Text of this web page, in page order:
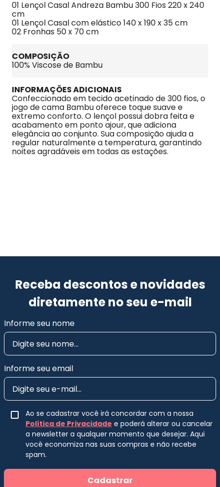
01 Lençol Casal Andreza Bambu 300 Fios 220 x 240
cm
01 Lençol Casal com elástico 140 x 190 x 35 cm
02 Fronhas 50 x 70 cm
COMPOSIÇÃO
100% Viscose de Bambu
INFORMAÇÕES ADICIONAIS
Confeccionado em tecido acetinado de 300 fios, o
jogo de cama Bambu oferece toque suave e
extremo conforto. O lençol possui dobra feita e
acabamento em ponto ajour, que adiciona
elegância ao conjunto. Sua composição ajuda a
regular naturalmente a temperatura, garantindo
noites agradáveis em todas as estações.
Receba descontos e novidades
diretamente no seu e-mail
Informe seu nome
Informe seu email
Ao se cadastrar você irá concordar com a nossa
Política de Privacidade e poderá alterar ou cancelar
a newsletter a qualquer momento que desejar. Aqui
você economiza nas suas compras e não recebe
spam.
Cadastrar